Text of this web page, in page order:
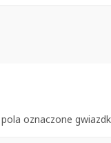
oznaczone